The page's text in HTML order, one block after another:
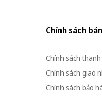
Chính sách
Chính sách
Chính sách giao
Chính sách bảo